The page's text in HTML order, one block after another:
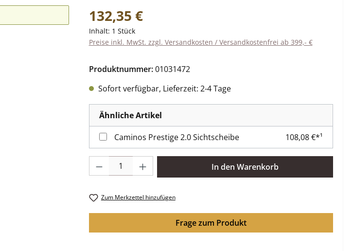
Regulärer Preis:
132,35 €
Inhalt: 1 Stück
Preise inkl. MwSt. zzgl. Versandkosten / Versandkostenfrei ab 399,- €
Produktnummer:01031472
Sofort verfügbar, Lieferzeit: 2-4 Tage
Ähnliche Artikel
Caminos Prestige 2.0 Sichtscheibe 108,08 €*¹
Produkt Anzahl: Gib den gewünschten Wert ein oder benutze die
In den Warenkorb
Zum Merkzettel hinzufügen
Frage zum Produkt